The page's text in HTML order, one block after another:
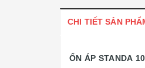
CHI TIẾT SẢN
ỔN ÁP STANDA